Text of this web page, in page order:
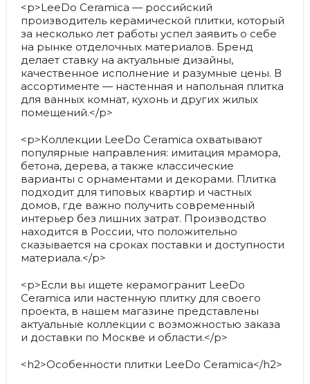
<p>LeeDo Ceramica — российский
производитель керамической плитки, который
за несколько лет работы успел заявить о себе
на рынке отделочных материалов. Бренд
делает ставку на актуальные дизайны,
качественное исполнение и разумные цены. В
ассортименте — настенная и напольная плитка
для ванных комнат, кухонь и других жилых
помещений.</p>
<p>Коллекции LeeDo Ceramica охватывают
популярные направления: имитация мрамора,
бетона, дерева, а также классические
варианты с орнаментами и декорами. Плитка
подходит для типовых квартир и частных
домов, где важно получить современный
интерьер без лишних затрат. Производство
находится в России, что положительно
сказывается на сроках поставки и доступности
материала.</p>
<p>Если вы ищете керамогранит LeeDo
Ceramica или настенную плитку для своего
проекта, в нашем магазине представлены
актуальные коллекции с возможностью заказа
и доставки по Москве и области.</p>
<h2>Особенности плитки LeeDo Ceramica</h2>